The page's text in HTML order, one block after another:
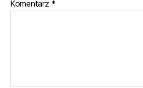
Komentarz *